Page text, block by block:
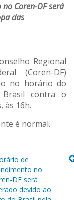
Coren-DF será
das
Regional
(Coren-DF)
no horário do
contra o
às 16h.
é normal.
de
no
DF será
devido ao